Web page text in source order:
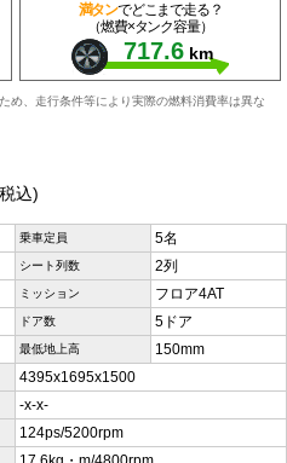
満タンでどこまで走る？
（燃費×タンク容量）
717.6 km
め、走行条件等により実際の燃料消費率は異な
込)
乗車定員 5名
シート列数 2列
ミッション フロア4AT
ドア数 5ドア
最低地上高 150mm
4395x1695x1500
-x-x-
124ps/5200rpm